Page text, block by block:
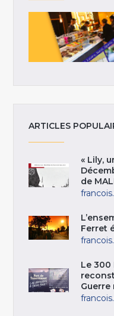
ARTICLES
« Lily,
de
Ferret
Le 300